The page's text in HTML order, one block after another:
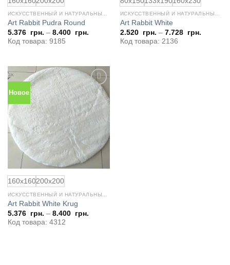
Art Rabbit Pudra Round
5.376 грн. – 8.400 грн.
Код товара: 9185
Art Rabbit White
2.520 грн. – 7.728 грн.
Код товара: 2136
Новое
Добавить
избранное
160x160200x200
Art Rabbit White Krug
5.376 грн. – 8.400 грн.
Код товара: 4312